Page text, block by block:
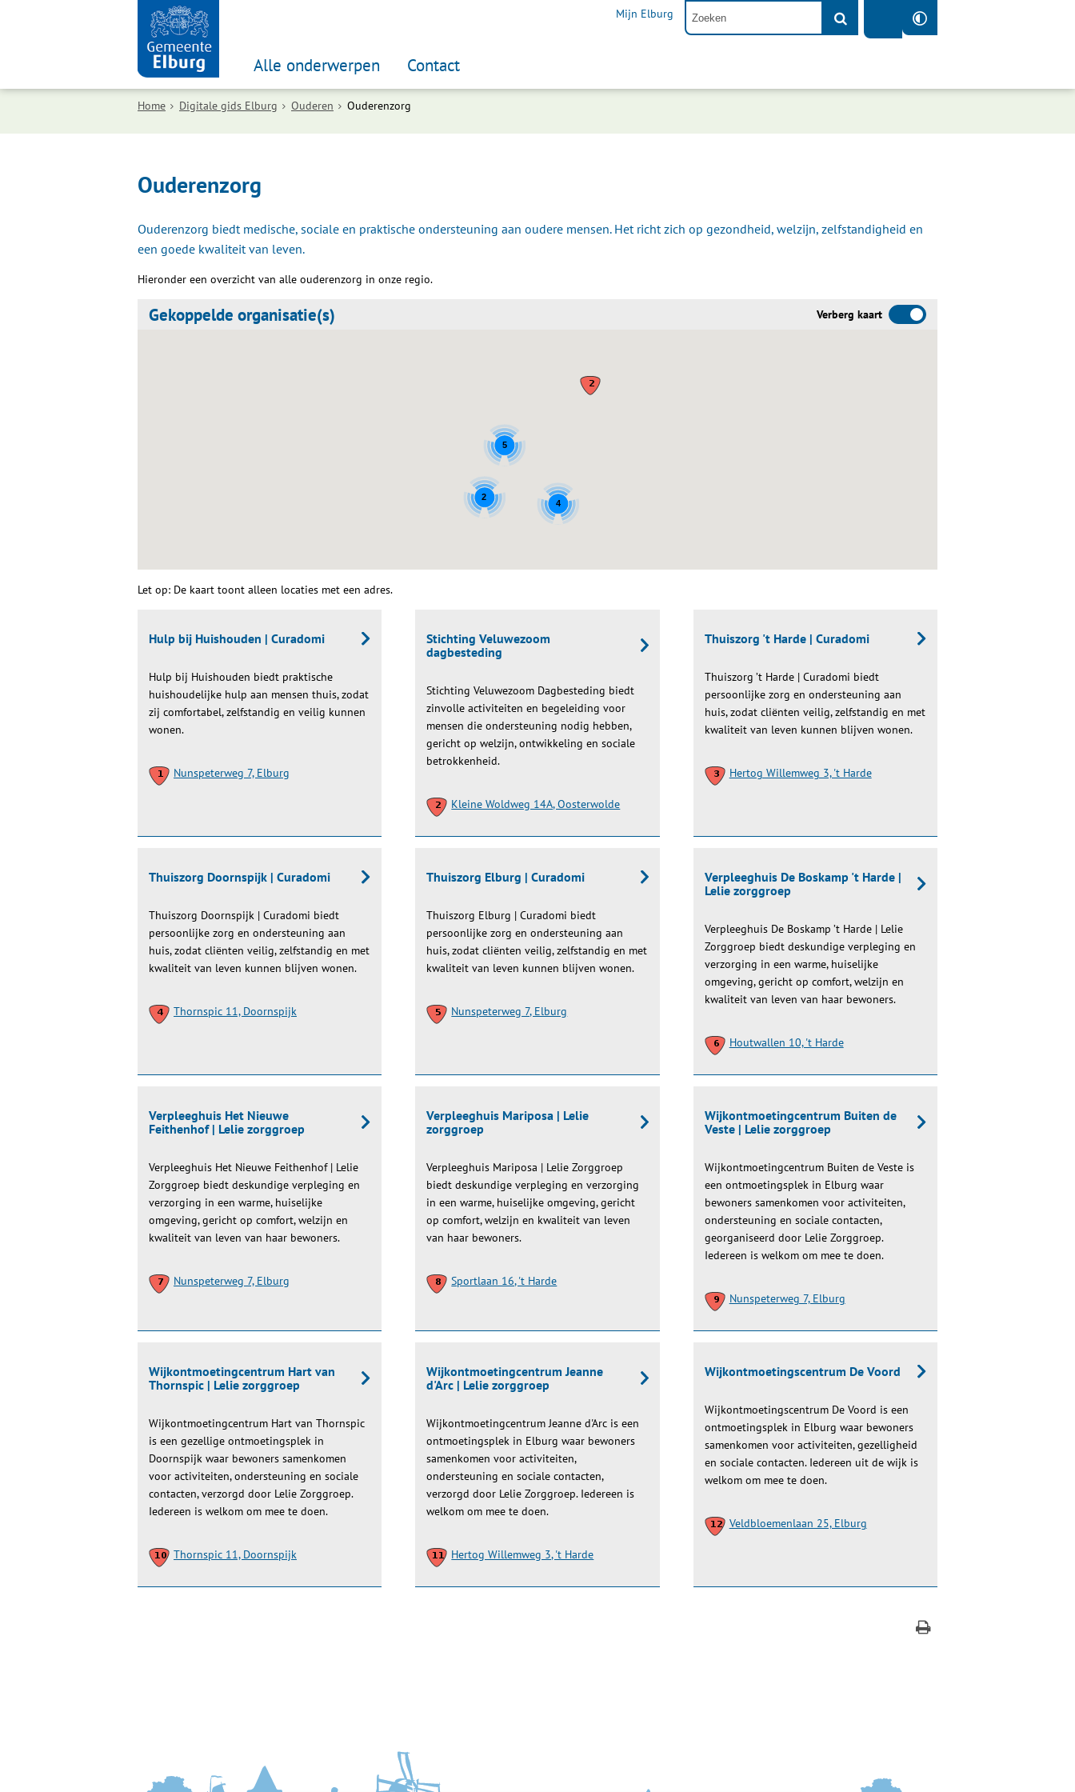
Mijn Elburg
Alle onderwerpen Contact
Home Digitale gids Elburg Ouderen Ouderenzorg
Ouderenzorg
Ouderenzorg biedt medische, sociale en praktische ondersteuning aan oudere mensen. Het richt zich op gezondheid, welzijn, zelfstandigheid en
een goede kwaliteit van leven.
Hieronder een overzicht van alle ouderenzorg in onze regio.
Gekoppelde organisatie(s) Verberg kaart
5
4
2
Let op: De kaart toont alleen locaties met een adres.
Hulp bij Huishouden | Curadomi
Hulp bij Huishouden biedt praktische
huishoudelijke hulp aan mensen thuis, zodat
zij comfortabel, zelfstandig en veilig kunnen
wonen.
Nunspeterweg 7, Elburg
Stichting Veluwezoom
dagbesteding
Stichting Veluwezoom Dagbesteding biedt
zinvolle activiteiten en begeleiding voor
mensen die ondersteuning nodig hebben,
gericht op welzijn, ontwikkeling en sociale
betrokkenheid.
Kleine Woldweg 14A, Oosterwolde
Thuiszorg 't Harde | Curadomi
Thuiszorg ’t Harde | Curadomi biedt
persoonlijke zorg en ondersteuning aan
huis, zodat cliënten veilig, zelfstandig en met
kwaliteit van leven kunnen blijven wonen.
Hertog Willemweg 3, 't Harde
Thuiszorg Doornspijk | Curadomi
Thuiszorg Doornspijk | Curadomi biedt
persoonlijke zorg en ondersteuning aan
huis, zodat cliënten veilig, zelfstandig en met
kwaliteit van leven kunnen blijven wonen.
Thornspic 11, Doornspijk
Thuiszorg Elburg | Curadomi
Thuiszorg Elburg | Curadomi biedt
persoonlijke zorg en ondersteuning aan
huis, zodat cliënten veilig, zelfstandig en met
kwaliteit van leven kunnen blijven wonen.
Nunspeterweg 7, Elburg
Verpleeghuis De Boskamp 't Harde |
Lelie zorggroep
Verpleeghuis De Boskamp ’t Harde | Lelie
Zorggroep biedt deskundige verpleging en
verzorging in een warme, huiselijke
omgeving, gericht op comfort, welzijn en
kwaliteit van leven van haar bewoners.
Houtwallen 10, 't Harde
Verpleeghuis Het Nieuwe
Feithenhof | Lelie zorggroep
Verpleeghuis Het Nieuwe Feithenhof | Lelie
Zorggroep biedt deskundige verpleging en
verzorging in een warme, huiselijke
omgeving, gericht op comfort, welzijn en
kwaliteit van leven van haar bewoners.
Nunspeterweg 7, Elburg
Verpleeghuis Mariposa | Lelie
zorggroep
Verpleeghuis Mariposa | Lelie Zorggroep
biedt deskundige verpleging en verzorging
in een warme, huiselijke omgeving, gericht
op comfort, welzijn en kwaliteit van leven
van haar bewoners.
Sportlaan 16, 't Harde
Wijkontmoetingcentrum Buiten de
Veste | Lelie zorggroep
Wijkontmoetingcentrum Buiten de Veste is
een ontmoetingsplek in Elburg waar
bewoners samenkomen voor activiteiten,
ondersteuning en sociale contacten,
georganiseerd door Lelie Zorggroep.
Iedereen is welkom om mee te doen.
Nunspeterweg 7, Elburg
Wijkontmoetingcentrum Hart van
Thornspic | Lelie zorggroep
Wijkontmoetingcentrum Hart van Thornspic
is een gezellige ontmoetingsplek in
Doornspijk waar bewoners samenkomen
voor activiteiten, ondersteuning en sociale
contacten, verzorgd door Lelie Zorggroep.
Iedereen is welkom om mee te doen.
Thornspic 11, Doornspijk
Wijkontmoetingcentrum Jeanne
d'Arc | Lelie zorggroep
Wijkontmoetingcentrum Jeanne d'Arc is een
ontmoetingsplek in Elburg waar bewoners
samenkomen voor activiteiten,
ondersteuning en sociale contacten,
verzorgd door Lelie Zorggroep. Iedereen is
welkom om mee te doen.
Hertog Willemweg 3, 't Harde
Wijkontmoetingscentrum De Voord
Wijkontmoetingscentrum De Voord is een
ontmoetingsplek in Elburg waar bewoners
samenkomen voor activiteiten, gezelligheid
en sociale contacten. Iedereen uit de wijk is
welkom om mee te doen.
Veldbloemenlaan 25, Elburg